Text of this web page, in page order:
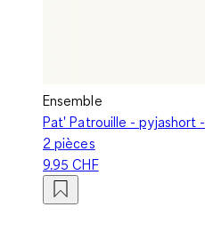
Ensemble
Pat' Patrouille - pyjashort -
2 pièces
9.95 CHF